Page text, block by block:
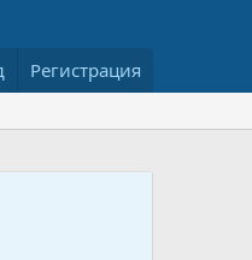
Регистрация